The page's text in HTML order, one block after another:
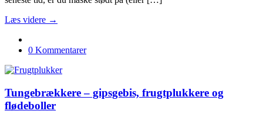
Læs videre →
0 Kommentarer
Tungebrækkere – gipsgebis, frugtplukkere og
flødeboller